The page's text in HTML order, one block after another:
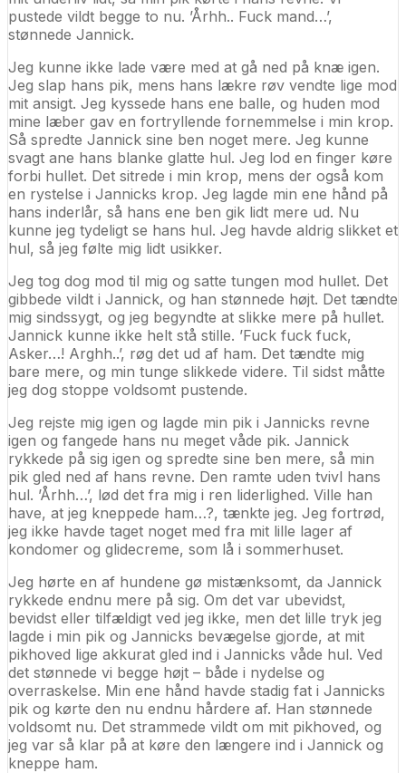
pustede vildt begge to nu. ’Århh.. Fuck mand…’,
stønnede Jannick.
Jeg kunne ikke lade være med at gå ned på knæ igen.
Jeg slap hans pik, mens hans lækre røv vendte lige mod
mit ansigt. Jeg kyssede hans ene balle, og huden mod
mine læber gav en fortryllende fornemmelse i min krop.
Så spredte Jannick sine ben noget mere. Jeg kunne
svagt ane hans blanke glatte hul. Jeg lod en finger køre
forbi hullet. Det sitrede i min krop, mens der også kom
en rystelse i Jannicks krop. Jeg lagde min ene hånd på
hans inderlår, så hans ene ben gik lidt mere ud. Nu
kunne jeg tydeligt se hans hul. Jeg havde aldrig slikket et
hul, så jeg følte mig lidt usikker.
Jeg tog dog mod til mig og satte tungen mod hullet. Det
gibbede vildt i Jannick, og han stønnede højt. Det tændte
mig sindssygt, og jeg begyndte at slikke mere på hullet.
Jannick kunne ikke helt stå stille. ’Fuck fuck fuck,
Asker…! Arghh..’, røg det ud af ham. Det tændte mig
bare mere, og min tunge slikkede videre. Til sidst måtte
jeg dog stoppe voldsomt pustende.
Jeg rejste mig igen og lagde min pik i Jannicks revne
igen og fangede hans nu meget våde pik. Jannick
rykkede på sig igen og spredte sine ben mere, så min
pik gled ned af hans revne. Den ramte uden tvivl hans
hul. ’Århh…’, lød det fra mig i ren liderlighed. Ville han
have, at jeg kneppede ham…?, tænkte jeg. Jeg fortrød,
jeg ikke havde taget noget med fra mit lille lager af
kondomer og glidecreme, som lå i sommerhuset.
Jeg hørte en af hundene gø mistænksomt, da Jannick
rykkede endnu mere på sig. Om det var ubevidst,
bevidst eller tilfældigt ved jeg ikke, men det lille tryk jeg
lagde i min pik og Jannicks bevægelse gjorde, at mit
pikhoved lige akkurat gled ind i Jannicks våde hul. Ved
det stønnede vi begge højt – både i nydelse og
overraskelse. Min ene hånd havde stadig fat i Jannicks
pik og kørte den nu endnu hårdere af. Han stønnede
voldsomt nu. Det strammede vildt om mit pikhoved, og
jeg var så klar på at køre den længere ind i Jannick og
kneppe ham.